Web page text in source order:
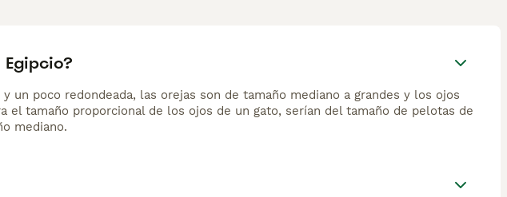
un poco redondeada, las orejas son de tamaño mediano a grandes y los ojos
el tamaño proporcional de los ojos de un gato, serían del tamaño de pelotas de
mediano.